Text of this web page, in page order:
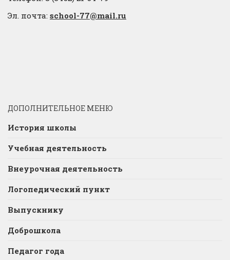
Эл. почта: school-77@mail.ru
ДОПОЛНИТЕЛЬНОЕ МЕНЮ
История школы
Учебная деятельность
Внеурочная деятельность
Логопедический пункт
Выпускнику
Доброшкола
Педагог года